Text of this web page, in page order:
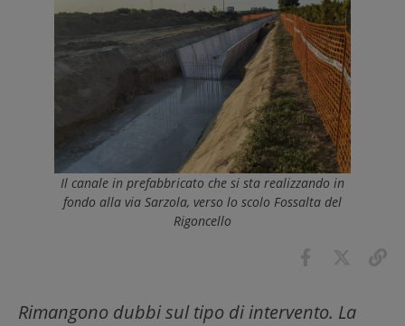
Il canale in prefabbricato che si sta realizzando in
fondo alla via Sarzola, verso lo scolo Fossalta del
Rigoncello
Rimangono dubbi sul tipo di intervento. La